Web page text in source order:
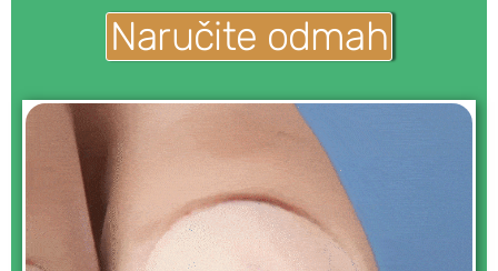
Naručite odmah